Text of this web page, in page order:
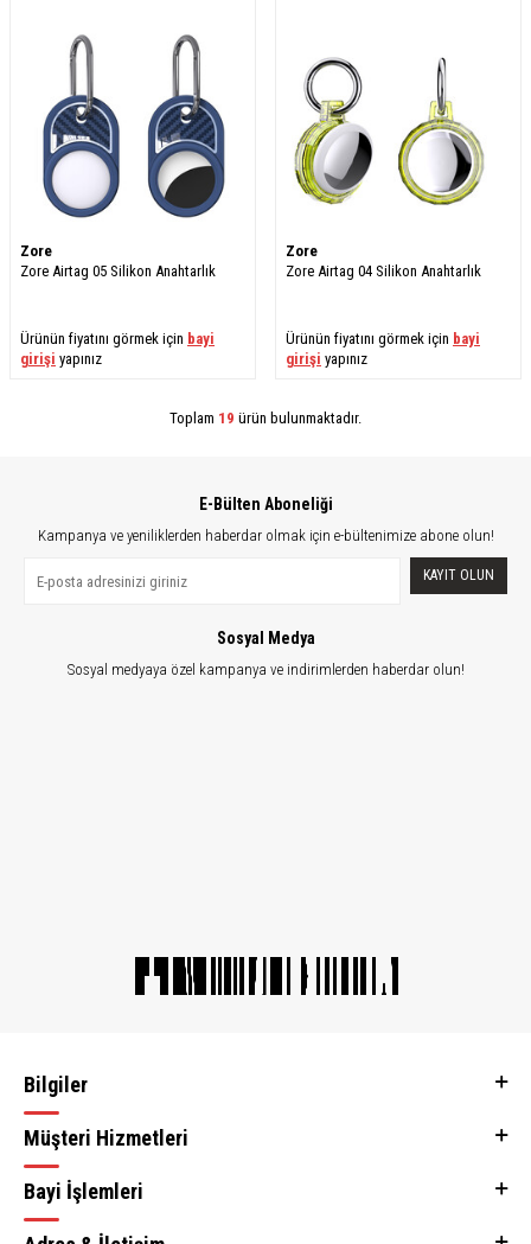
Zore
​Zore Airtag 05 Silikon Anahtarlık
Ürünün fiyatını görmek için bayi
girişi yapınız
Zore
​Zore Airtag 04 Silikon Anahtarlık
Ürünün fiyatını görmek için bayi
girişi yapınız
Toplam 19 ürün bulunmaktadır.
E-Bülten Aboneliği
Kampanya ve yeniliklerden haberdar olmak için e-bültenimize abone olun!
KAYIT OLUN
Sosyal Medya
Sosyal medyaya özel kampanya ve indirimlerden haberdar olun!
Bilgiler
Müşteri Hizmetleri
Bayi İşlemleri